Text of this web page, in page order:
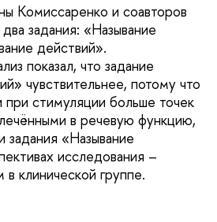
Комиссаренко и соавторов
задания: «Называние
действий».
показал, что задание
чувствительнее, потому что
при стимуляции больше точек
в речевую функцию,
«Называние
исследования –
в клинической группе.